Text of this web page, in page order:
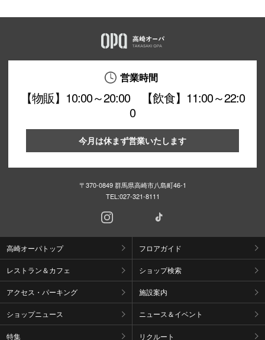
営業時間
【物販】10:00～20:00 【飲食】11:00～22:0
0
今月は休まず営業いたします
〒370-0849 群馬県高崎市八島町46-1
TEL:027-321-8111
高崎オーパトップ フロアガイド
レストラン＆カフェ ショップ検索
アクセス・パーキング 施設案内
ショップニュース ニュース＆イベント
特集 リクルート